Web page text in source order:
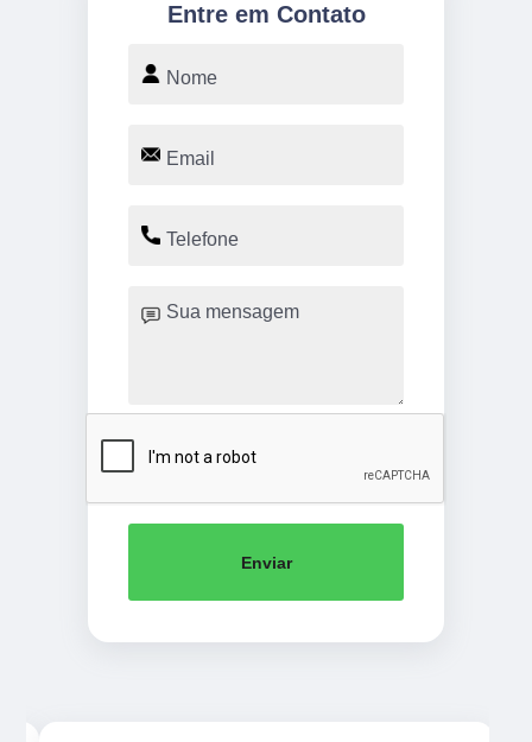
Entre em Contato
Enviar